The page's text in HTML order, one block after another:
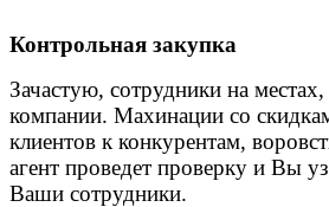
Контрольная закупка
Зачастую, сотрудники на
компании. Махинации со
клиентов к конкурентам,
агент проведет проверку и Вы
Ваши сотрудники.